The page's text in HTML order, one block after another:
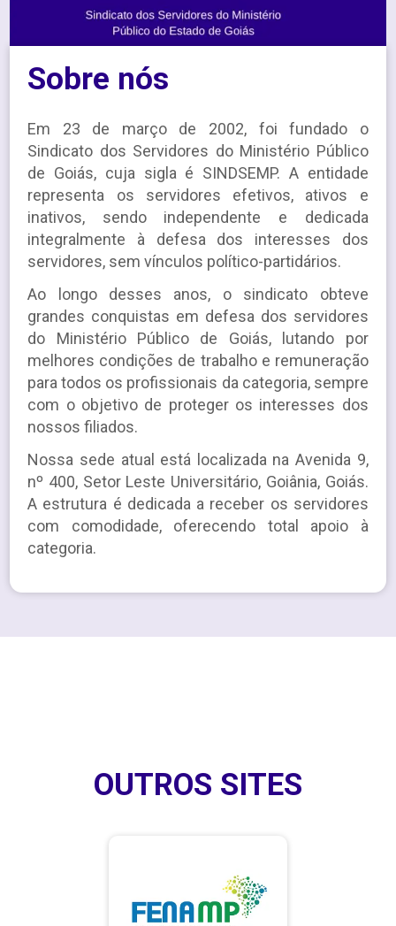
Sobre nós
Em 23 de março de 2002, foi fundado o
Sindicato dos Servidores do Ministério Público
de Goiás, cuja sigla é SINDSEMP. A entidade
representa os servidores efetivos, ativos e
inativos, sendo independente e dedicada
integralmente à defesa dos interesses dos
servidores, sem vínculos político-partidários.
Ao longo desses anos, o sindicato obteve
grandes conquistas em defesa dos servidores
do Ministério Público de Goiás, lutando por
melhores condições de trabalho e remuneração
para todos os profissionais da categoria, sempre
com o objetivo de proteger os interesses dos
nossos filiados.
Nossa sede atual está localizada na Avenida 9,
nº 400, Setor Leste Universitário, Goiânia, Goiás.
A estrutura é dedicada a receber os servidores
com comodidade, oferecendo total apoio à
categoria.
OUTROS SITES